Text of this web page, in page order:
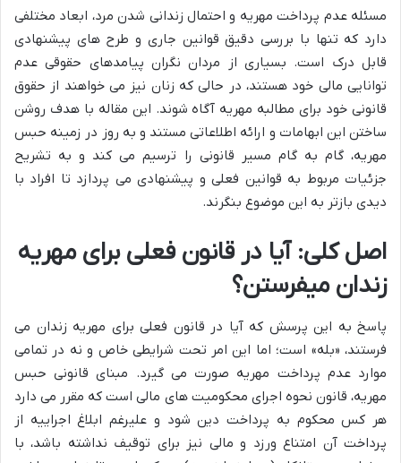
مسئله عدم پرداخت مهریه و احتمال زندانی شدن مرد، ابعاد مختلفی
دارد که تنها با بررسی دقیق قوانین جاری و طرح های پیشنهادی
قابل درک است. بسیاری از مردان نگران پیامدهای حقوقی عدم
توانایی مالی خود هستند، در حالی که زنان نیز می خواهند از حقوق
قانونی خود برای مطالبه مهریه آگاه شوند. این مقاله با هدف روشن
ساختن این ابهامات و ارائه اطلاعاتی مستند و به روز در زمینه حبس
مهریه، گام به گام مسیر قانونی را ترسیم می کند و به تشریح
جزئیات مربوط به قوانین فعلی و پیشنهادی می پردازد تا افراد با
دیدی بازتر به این موضوع بنگرند.
اصل کلی: آیا در قانون فعلی برای مهریه
زندان میفرستن؟
پاسخ به این پرسش که آیا در قانون فعلی برای مهریه زندان می
فرستند، «بله» است؛ اما این امر تحت شرایطی خاص و نه در تمامی
موارد عدم پرداخت مهریه صورت می گیرد. مبنای قانونی حبس
مهریه، قانون نحوه اجرای محکومیت های مالی است که مقرر می دارد
هر کس محکوم به پرداخت دین شود و علیرغم ابلاغ اجراییه از
پرداخت آن امتناع ورزد و مالی نیز برای توقیف نداشته باشد، با